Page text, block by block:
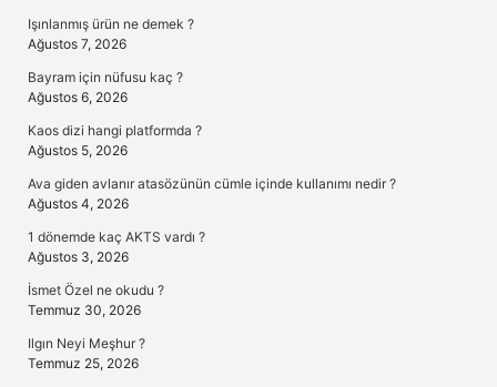
Işınlanmış ürün ne demek ?
Ağustos 7, 2026
Bayram için nüfusu kaç ?
Ağustos 6, 2026
Kaos dizi hangi platformda ?
Ağustos 5, 2026
Ava giden avlanır atasözünün cümle içinde kullanımı nedir ?
Ağustos 4, 2026
1 dönemde kaç AKTS vardı ?
Ağustos 3, 2026
İsmet Özel ne okudu ?
Temmuz 30, 2026
Ilgın Neyi Meşhur ?
Temmuz 25, 2026